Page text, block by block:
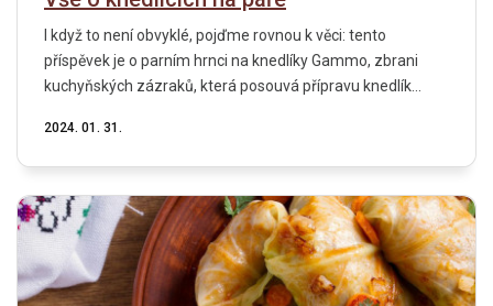
I když to není obvyklé, pojďme rovnou k věci: tento
příspěvek je o parním hrnci na knedlíky Gammo, zbrani
kuchyňských zázraků, která posouvá přípravu knedlík...
2024. 01. 31.